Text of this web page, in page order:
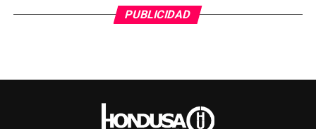
PUBLICIDAD